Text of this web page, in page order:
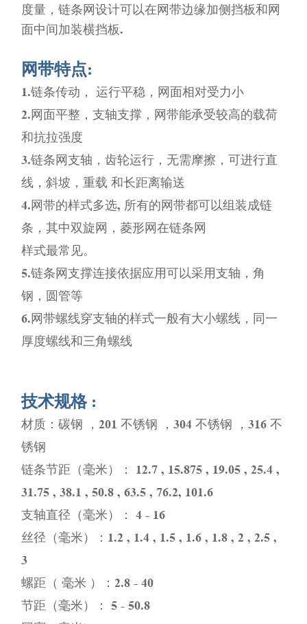
度量，链条网设计可以在网带边缘加侧挡板和网
面中间加装横挡板.
网带特点:
1.链条传动， 运行平稳，网面相对受力小
2.网面平整，支轴支撑，网带能承受较高的载荷
和抗拉强度
3.链条网支轴，齿轮运行，无需摩擦，可进行直
线，斜坡，重载 和长距离输送
4.网带的样式多选, 所有的网带都可以组装成链
条，其中双旋网，菱形网在链条网
样式最常见。
5.链条网支撑连接依据应用可以采用支轴，角
钢，圆管等
6.网带螺线穿支轴的样式一般有大小螺线，同一
厚度螺线和三角螺线
技术规格 :
材质：碳钢 ，201 不锈钢 ，304 不锈钢 ，316 不
锈钢
链条节距（毫米）： 12.7 , 15.875 , 19.05 , 25.4 ,
31.75 , 38.1 , 50.8 , 63.5 , 76.2, 101.6
支轴直径（毫米）： 4 - 16
丝径（毫米）：1.2 , 1.4 , 1.5 , 1.6 , 1.8 , 2 , 2.5 ,
3
螺距（ 毫米 ）：2.8 - 40
节距（毫米）： 5 - 50.8